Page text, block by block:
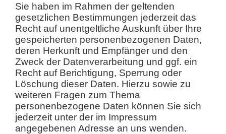
Sie haben im Rahmen der geltenden
gesetzlichen Bestimmungen jederzeit das
Recht auf unentgeltliche Auskunft über Ihre
gespeicherten personenbezogenen Daten,
deren Herkunft und Empfänger und den
Zweck der Datenverarbeitung und ggf. ein
Recht auf Berichtigung, Sperrung oder
Löschung dieser Daten. Hierzu sowie zu
weiteren Fragen zum Thema
personenbezogene Daten können Sie sich
jederzeit unter der im Impressum
angegebenen Adresse an uns wenden.